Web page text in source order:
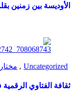
الأوديسة بين زمنين
Uncategorized
,
ثقافة الفتاوي